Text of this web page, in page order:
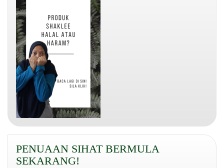
PENUAAN SIHAT BERMULA
SEKARANG!